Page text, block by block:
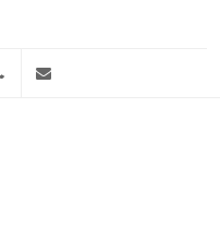
+39 345 281 0246